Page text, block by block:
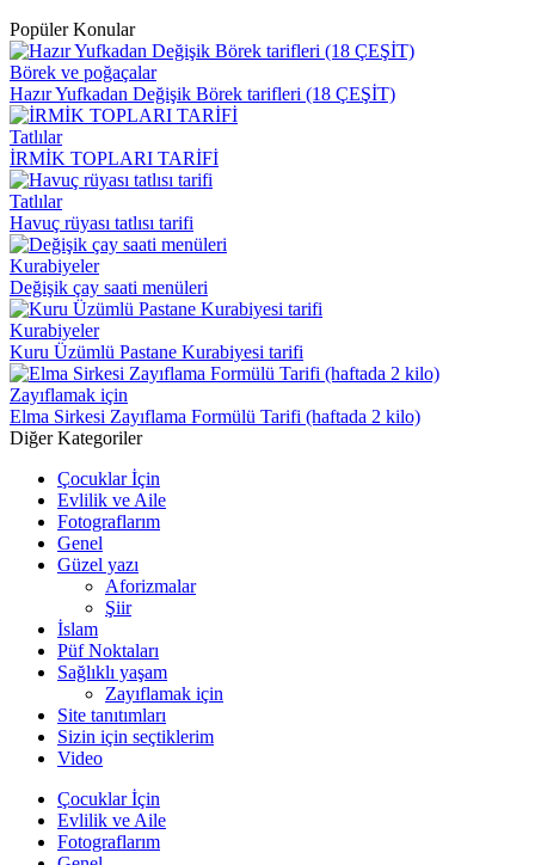
Popüler Konular
Börek ve poğaçalar
Hazır Yufkadan Değişik Börek tarifleri (18 ÇEŞİT)
Tatlılar
İRMİK TOPLARI TARİFİ
Tatlılar
Havuç rüyası tatlısı tarifi
Kurabiyeler
Değişik çay saati menüleri
Kurabiyeler
Kuru Üzümlü Pastane Kurabiyesi tarifi
Zayıflamak için
Elma Sirkesi Zayıflama Formülü Tarifi (haftada 2 kilo)
Diğer Kategoriler
Çocuklar İçin
Evlilik ve Aile
Fotograflarım
Genel
Güzel yazı
Aforizmalar
Şiir
İslam
Püf Noktaları
Sağlıklı yaşam
Zayıflamak için
Site tanıtımları
Sizin için seçtiklerim
Video
Çocuklar İçin
Evlilik ve Aile
Fotograflarım